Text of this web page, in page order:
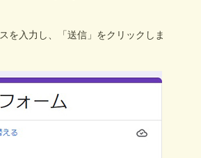
を入力し、「送信」をクリックしま